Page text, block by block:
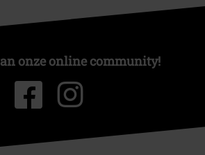
onze online community!